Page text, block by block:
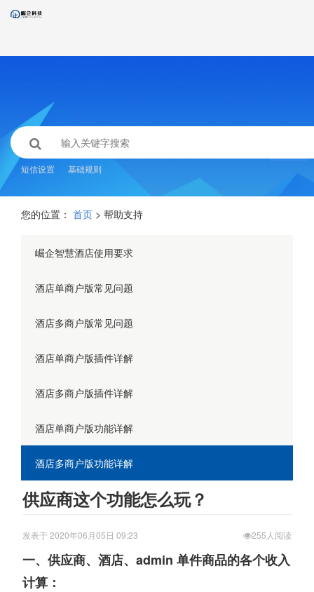
短信设置 基础规则
您的位置： 首页 > 帮助支持
崛企智慧酒店使用要求
酒店单商户版常见问题
酒店多商户版常见问题
酒店单商户版插件详解
酒店多商户版插件详解
酒店单商户版功能详解
酒店多商户版功能详解
供应商这个功能怎么玩？
发表于 2020年06月05日 09:23 255人阅读
一、供应商、酒店、admin 单件商品的各个收入
计算：